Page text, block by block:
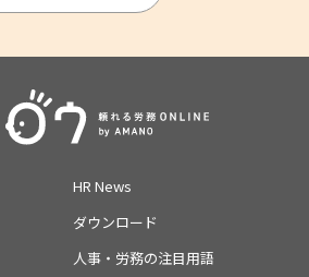
HR News
ダウンロード
人事・労務の注目用語